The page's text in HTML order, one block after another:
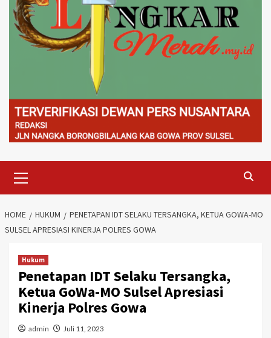
Menu
HOME HUKUM
PENETAPAN IDT SELAKU TERSANGKA, KETUA GOWA-MO
SULSEL APRESIASI KINERJA POLRES GOWA
Hukum
Penetapan IDT Selaku Tersangka,
Ketua GoWa-MO Sulsel Apresiasi
Kinerja Polres Gowa
admin Juli 11, 2023